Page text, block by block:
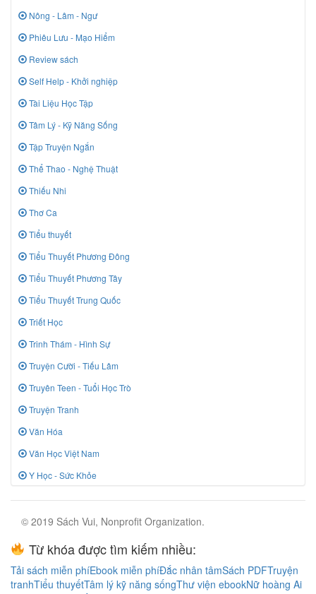
Nông - Lâm - Ngư
Phiêu Lưu - Mạo Hiểm
Review sách
Self Help - Khởi nghiệp
Tài Liệu Học Tập
Tâm Lý - Kỹ Năng Sống
Tập Truyện Ngắn
Thể Thao - Nghệ Thuật
Thiếu Nhi
Thơ Ca
Tiểu thuyết
Tiểu Thuyết Phương Đông
Tiểu Thuyết Phương Tây
Tiểu Thuyết Trung Quốc
Triết Học
Trinh Thám - Hình Sự
Truyện Cười - Tiếu Lâm
Truyên Teen - Tuổi Học Trò
Truyện Tranh
Văn Hóa
Văn Học Việt Nam
Y Học - Sức Khỏe
© 2019 Sách Vui, Nonprofit Organization.
Từ khóa được tìm kiếm nhiều:
Tải sách miễn phíEbook miễn phíĐắc nhân tâmSách PDFTruyện
tranhTiểu thuyếtTâm lý kỹ năng sốngThư viện ebookNữ hoàng Ai